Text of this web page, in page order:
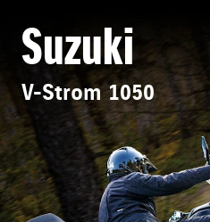
Suzuki
V-Strom 1050